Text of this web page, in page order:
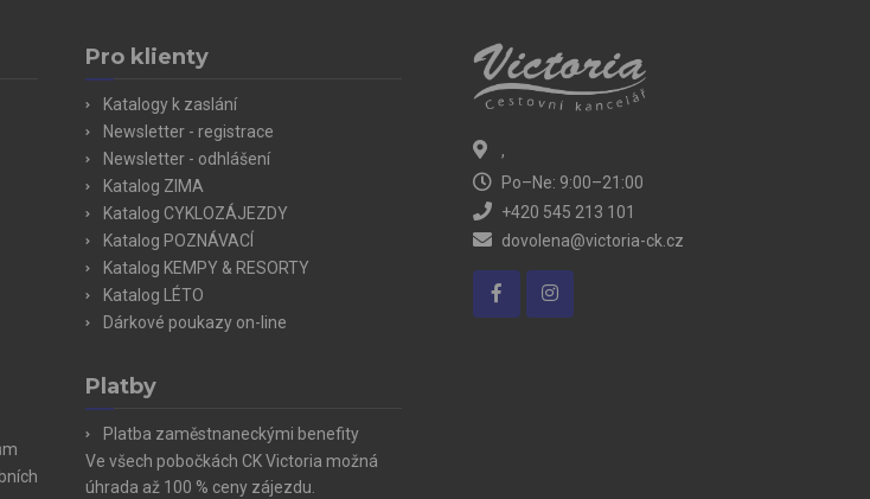
Pro klienty
Katalogy k zaslání
Newsletter - registrace
Newsletter - odhlášení
Katalog ZIMA
Katalog CYKLOZÁJEZDY
Katalog POZNÁVACÍ
Katalog KEMPY & RESORTY
Katalog LÉTO
Dárkové poukazy on-line
Platby
Platba zaměstnaneckými benefity
Ve všech pobočkách CK Victoria možná
úhrada až 100 % ceny zájezdu.
,
Po–Ne: 9:00–21:00
+420 545 213 101
dovolena@victoria-ck.cz